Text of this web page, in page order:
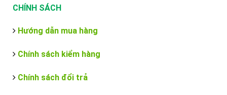
CHÍNH SÁCH
Hướng dẫn mua hàng
Chính sách kiểm hàng
Chính sách đổi trả